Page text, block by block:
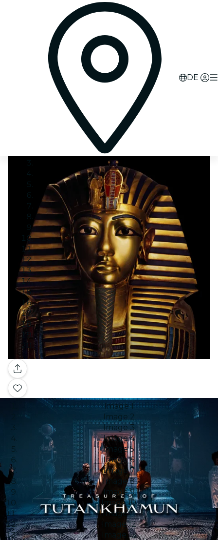
DE
Galerie
Image 1
Image 2
Image 3
Image 4
Image 5
Image 6
Image 7
Image 8
Image 9
Image 10
Image 11
Image 12
Image 13